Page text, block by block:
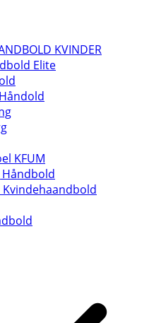
KVINDER
Elite
KFUM
Kvindehaandbold